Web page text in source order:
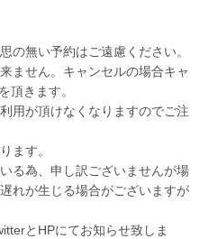
の無い予約はご遠慮ください。
ません。キャンセルの場合キャ
頂きます。
用が頂けなくなりますのでご注
ます。
る為、申し訳ございませんが場
れが生じる場合がございますが
とHPにてお知らせ致しま